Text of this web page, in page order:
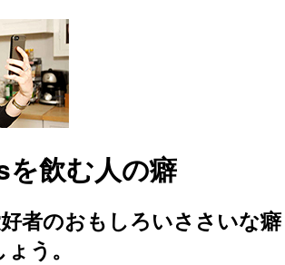
飲む人の癖
者のおもしろいささいな癖
う。